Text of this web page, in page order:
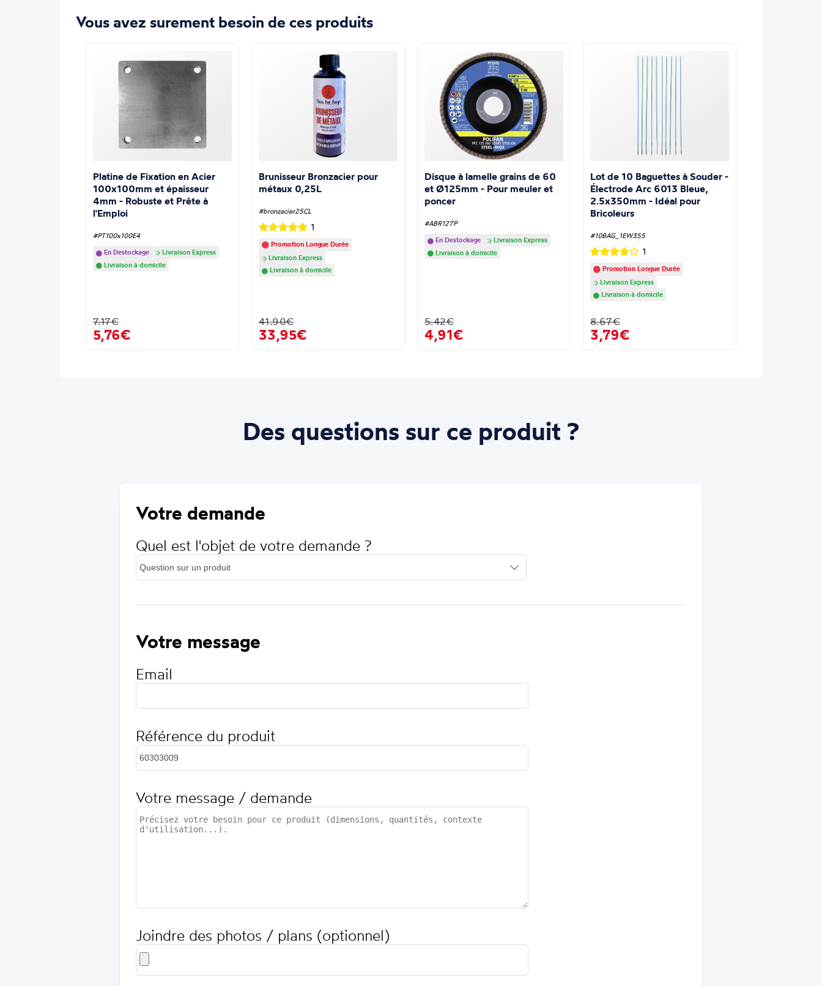
Vous avez surement besoin de ces produits
Platine de Fixation en Acier
100x100mm et épaisseur
4mm - Robuste et Prête à
l'Emploi
#PT100x100E4
En Destockage
Livraison Express
Livraison à domicile
7.17€
5,76€
Brunisseur Bronzacier pour
métaux 0,25L
#bronzacier25CL
1
Promotion Longue Durée
Livraison Express
Livraison à domicile
41.90€
33,95€
Disque à lamelle grains de 60
et Ø125mm - Pour meuler et
poncer
#ABR127P
En Destockage
Livraison Express
Livraison à domicile
5.42€
4,91€
Lot de 10 Baguettes à Souder -
Électrode Arc 6013 Bleue,
2.5x350mm - Idéal pour
Bricoleurs
#10BAG_1EW355
1
Promotion Longue Durée
Livraison Express
Livraison à domicile
8.67€
3,79€
Des questions sur ce produit ?
Votre demande
Quel est l'objet de votre demande ?
Votre message
Email
Référence du produit
Votre message / demande
Joindre des photos / plans (optionnel)